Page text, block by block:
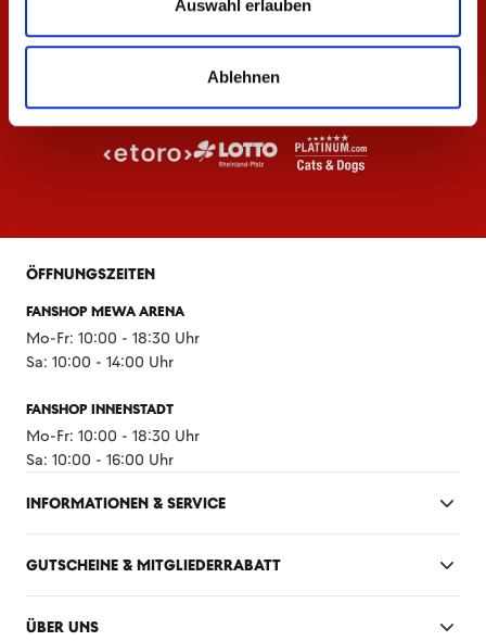
Auswahl erlauben
Ablehnen
ÖFFNUNGSZEITEN
FANSHOP MEWA ARENA
Mo-Fr: 10:00 - 18:30 Uhr
Sa: 10:00 - 14:00 Uhr
FANSHOP INNENSTADT
Mo-Fr: 10:00 - 18:30 Uhr
Sa: 10:00 - 16:00 Uhr
INFORMATIONEN & SERVICE
GUTSCHEINE & MITGLIEDERRABATT
ÜBER UNS